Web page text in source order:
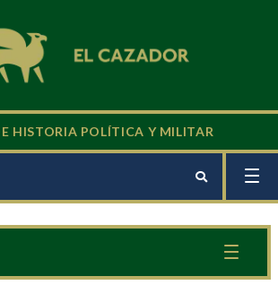
HISTORIA POLÍTICA Y MILITAR